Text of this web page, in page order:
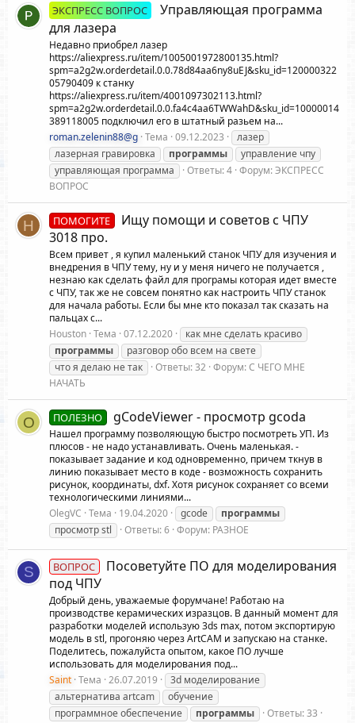
ЭКСПРЕСС ВОПРОС
Управляющая программа
для лазера
Недавно приобрел лазер
https://aliexpress.ru/item/1005001972800135.html?
spm=a2g2w.orderdetail.0.0.78d84aa6ny8uEJ&sku_id=120000322
05790409 к станку
https://aliexpress.ru/item/4001097302113.html?
spm=a2g2w.orderdetail.0.0.fa4c4aa6TWWahD&sku_id=10000014
389118005 подключил его в штатный разьем на...
roman.zelenin88@g Тема 09.12.2023
лазер
лазерная гравировка
программы
управление чпу
управляющая программа
Ответы: 4 Форум:ЭКСПРЕСС
ВОПРОС
H ПОМОГИТЕ
Ищу помощи и советов с ЧПУ
3018 про.
Всем привет , я купил маленький станок ЧПУ для изучения и
внедрения в ЧПУ тему, ну и у меня ничего не получается ,
незнаю как сделать файл для програмы которая идет вместе
с ЧПУ, так же не совсем понятно как настроить ЧПУ станок
для начала работы. Если бы мне кто показал так сказать на
пальцах с...
Houston Тема 07.12.2020
как мне сделать красиво
программы
разговор обо всем на свете
что я делаю не так
Ответы: 32 Форум:С ЧЕГО МНЕ
НАЧАТЬ
O ПОЛЕЗНО gCodeViewer - просмотр gcoda
Нашел программу позволяющую быстро посмотреть УП. Из
плюсов - не надо устанавливать. Очень маленькая. -
показывает задание и код одновременно, причем ткнув в
линию показывает место в коде - возможность сохранить
рисунок, координаты, dxf. Хотя рисунок сохраняет со всеми
технологическими линиями...
OlegVC Тема 19.04.2020 gcode
программы
просмотр stl
Ответы: 6 Форум: РАЗНОЕ
S ВОПРОС
Посоветуйте ПО для моделирования
под ЧПУ
Добрый день, уважаемые форумчане! Работаю на
производстве керамических изразцов. В данный момент для
разработки моделей использую 3ds max, потом экспортирую
модель в stl, прогоняю через ArtCAM и запускаю на станке.
Поделитесь, пожалуйста опытом, какое ПО лучше
использовать для моделирования под...
Saint Тема 26.07.2019
3d моделирование
альтернатива artcam
обучение
программное обеспечение
программы
Ответы: 33